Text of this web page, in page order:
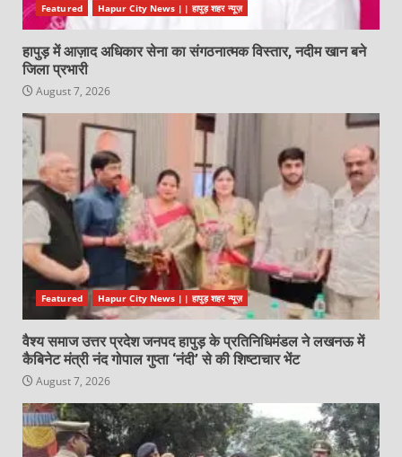
Featured Hapur City News || हापुड़ शहर न्यूज़
हापुड़ में आज़ाद अधिकार सेना का संगठनात्मक विस्तार, नदीम खान बने
जिला प्रभारी
August 7, 2026
Featured Hapur City News || हापुड़ शहर न्यूज़
वैश्य समाज उत्तर प्रदेश जनपद हापुड़ के प्रतिनिधिमंडल ने लखनऊ में
कैबिनेट मंत्री नंद गोपाल गुप्ता ‘नंदी’ से की शिष्टाचार भेंट
August 7, 2026